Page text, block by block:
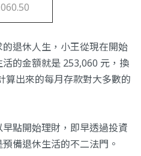
退休人生，小王從現在開始
的金額就是 253,060 元，換
算出來的每月存款對大多數的
點開始理財，即早透過投資
備退休生活的不二法門。